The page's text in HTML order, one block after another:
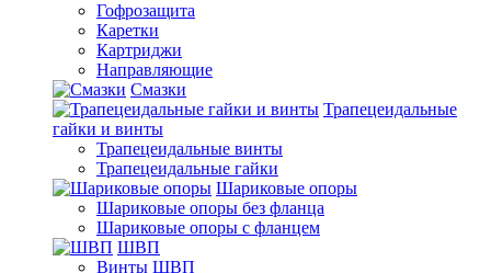
Гофрозащита
Каретки
Картриджи
Направляющие
Смазки
Трапецеидальные
гайки и винты
Трапецеидальные винты
Трапецеидальные гайки
Шариковые опоры
Шариковые опоры без фланца
Шариковые опоры с фланцем
ШВП
Винты ШВП